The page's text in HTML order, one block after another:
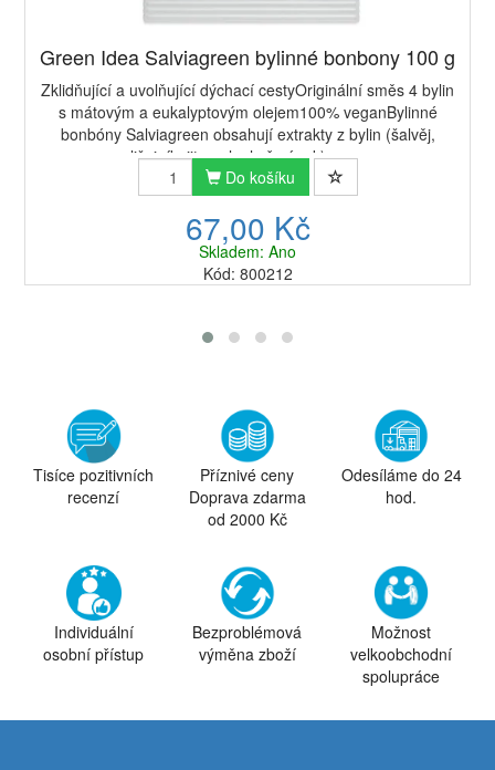
Green Idea Salviagreen bylinné bonbony 100 g
Zklidňující a uvolňující dýchací cestyOriginální směs 4 bylin
s mátovým a eukalyptovým olejem100% veganBylinné
bonbóny Salviagreen obsahují extrakty z bylin (šalvěj,
lišejník, jitrocel a heřmánek) a e...
Do košíku
67,00 Kč
Skladem: Ano
Kód: 800212
Tisíce pozitivních
recenzí
Příznivé ceny
Doprava zdarma
od 2000 Kč
Odesíláme do 24
hod.
Individuální
osobní přístup
Bezproblémová
výměna zboží
Možnost
velkoobchodní
spolupráce